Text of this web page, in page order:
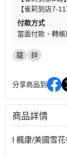
【雀莉到店7-
付款方式
當面付款
轉帳
鐵 鋅
分享商品到
商品詳情
l 楓康/美國雪